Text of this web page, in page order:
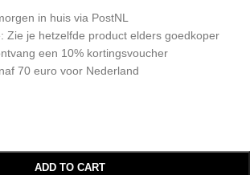
in huis via PostNL
Zie je hetzelfde product elders goedkoper
een 10% kortingsvoucher
70 euro voor Nederland
ADD TO CART